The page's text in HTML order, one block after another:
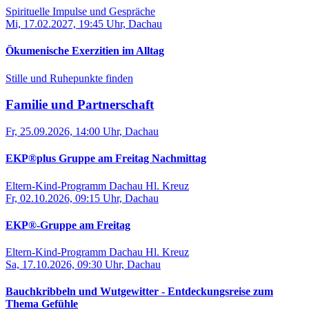
Spirituelle Impulse und Gespräche
Mi, 17.02.2027, 19:45 Uhr, Dachau
Ökumenische Exerzitien im Alltag
Stille und Ruhepunkte finden
Familie und Partnerschaft
Fr, 25.09.2026, 14:00 Uhr, Dachau
EKP®plus Gruppe am Freitag Nachmittag
Eltern-Kind-Programm Dachau Hl. Kreuz
Fr, 02.10.2026, 09:15 Uhr, Dachau
EKP®-Gruppe am Freitag
Eltern-Kind-Programm Dachau Hl. Kreuz
Sa, 17.10.2026, 09:30 Uhr, Dachau
Bauchkribbeln und Wutgewitter - Entdeckungsreise zum
Thema Gefühle